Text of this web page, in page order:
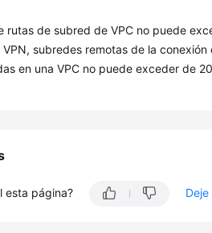
rutas de subred de VPC no puede
subredes remotas de la
en una VPC no puede exceder de
esta página?